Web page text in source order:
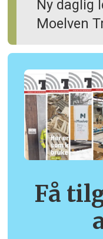
Ny daglig
Moelven
Få